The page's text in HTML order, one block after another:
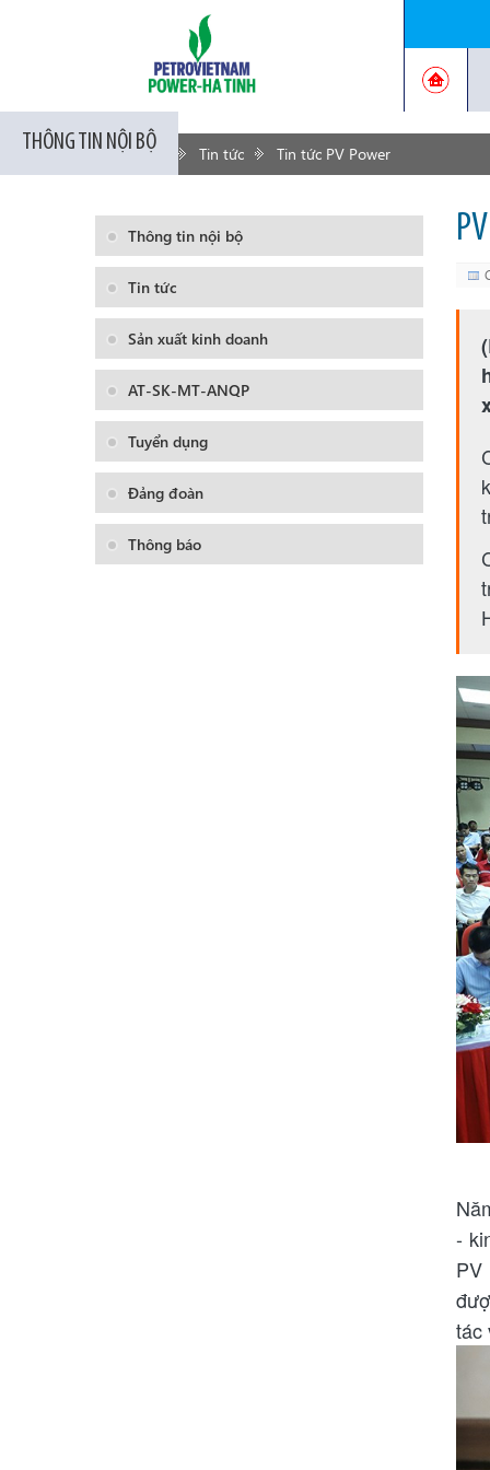
THÔNG TIN NỘI BỘ
Trang chủ Tin tức Tin tức PV Power
Thông tin nội bộ
Tin tức
Sản xuất kinh doanh
AT-SK-MT-ANQP
Tuyển dụng
Đảng đoàn
Thông báo
-
PV
tác